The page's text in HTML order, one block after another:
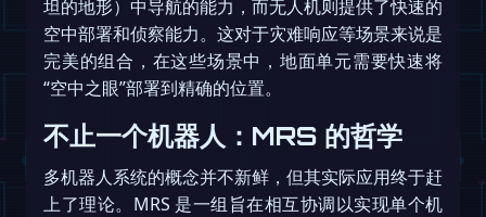
坦的地形）中导航的能力，而无人机则提供了快速的
空中部署和侦察能力。这对于灾难响应等场景来说是
完美的组合，在这些场景中，地面单元需要快速将
“空中之眼”部署到精确的位置。
不止一个机器人：MRS 的哲学
多机器人系统的概念并不新鲜，但其实际应用终于赶
上了理论。MRS 是一组旨在相互协调以实现单个机